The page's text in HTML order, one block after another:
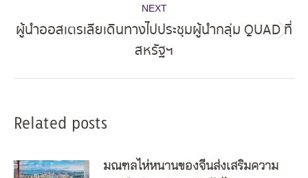
NEXT
post:
ผู้นำออสเตรเลียเดินทางไปประชุมผู้นำกลุ่ม QUAD ที่
สหรัฐฯ
Related posts
มณฑลไห่หนานของจีนส่งเสริมความ